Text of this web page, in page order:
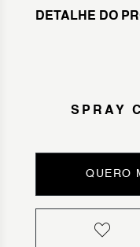
DETALHE DO
SPRAY
QUERO